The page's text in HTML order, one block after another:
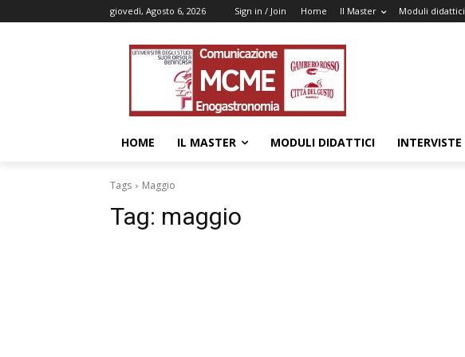
giovedì, Agosto 6, 2026 Sign in / Join Home Il Master Moduli didattici
HOME IL MASTER MODULI DIDATTICI INTERVISTE
Tags Maggio
Tag: maggio